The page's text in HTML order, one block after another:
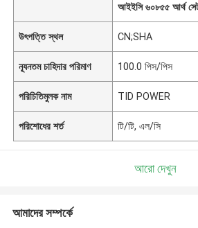
আইইসি ৬০৮৫৫ আর্থ সেট
উৎপত্তি স্থল CN;SHA
ন্যূনতম চাহিদার পরিমাণ 100.0 পিস/পিস
পরিচিতিমুলক নাম TID POWER
পরিশোধের শর্ত টি/টি, এল/সি
আরো দেখুন
আমাদের সম্পর্কে